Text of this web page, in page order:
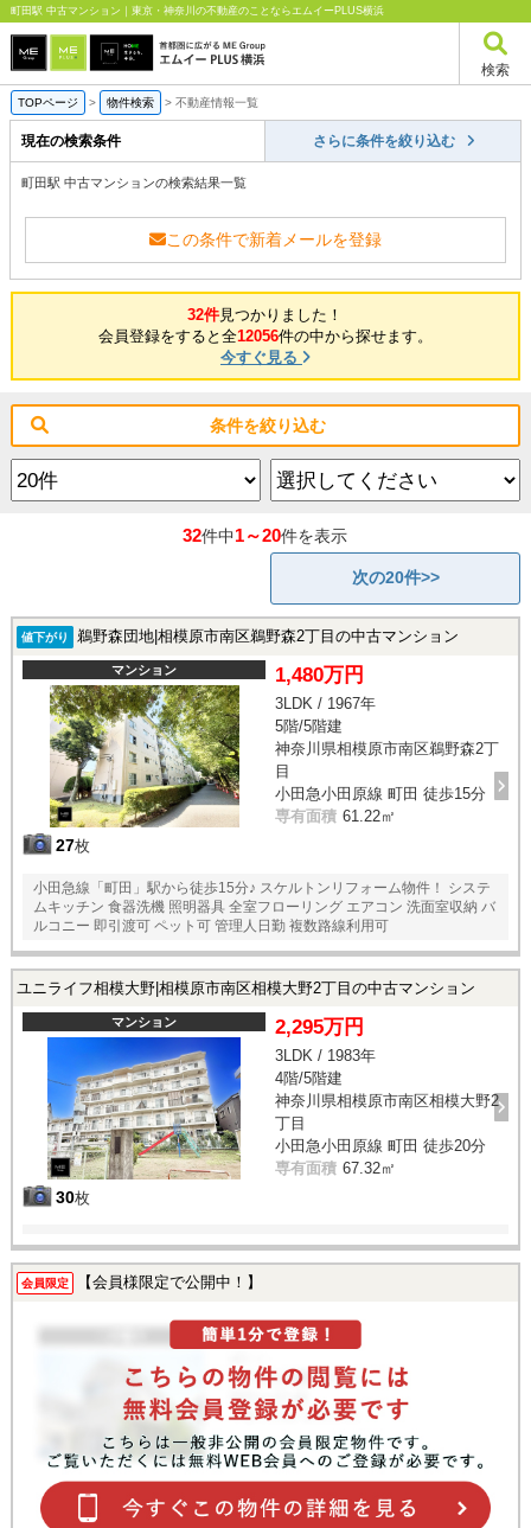
町田駅 中古マンション｜東京・神奈川の不動産のことならエムイーPLUS横浜
検索
TOPページ > 物件検索 > 不動産情報一覧
現在の検索条件 さらに条件を絞り込む
町田駅 中古マンションの検索結果一覧
この条件で新着メールを登録
32件見つかりました！
会員登録をすると全12056件の中から探せます。
今すぐ見る
条件を絞り込む
32件中1～20件を表示
次の20件>>
値下がり 鵜野森団地|相模原市南区鵜野森2丁目の中古マンション
マンション
27枚
1,480万円
3LDK / 1967年
5階/5階建
神奈川県相模原市南区鵜野森2丁
目
小田急小田原線 町田 徒歩15分
専有面積 61.22㎡
小田急線「町田」駅から徒歩15分♪ スケルトンリフォーム物件！ システ
ムキッチン 食器洗機 照明器具 全室フローリング エアコン 洗面室収納 バ
ルコニー 即引渡可 ペット可 管理人日勤 複数路線利用可
ユニライフ相模大野|相模原市南区相模大野2丁目の中古マンション
マンション
30枚
2,295万円
3LDK / 1983年
4階/5階建
神奈川県相模原市南区相模大野2
丁目
小田急小田原線 町田 徒歩20分
専有面積 67.32㎡
会員限定 【会員様限定で公開中！】